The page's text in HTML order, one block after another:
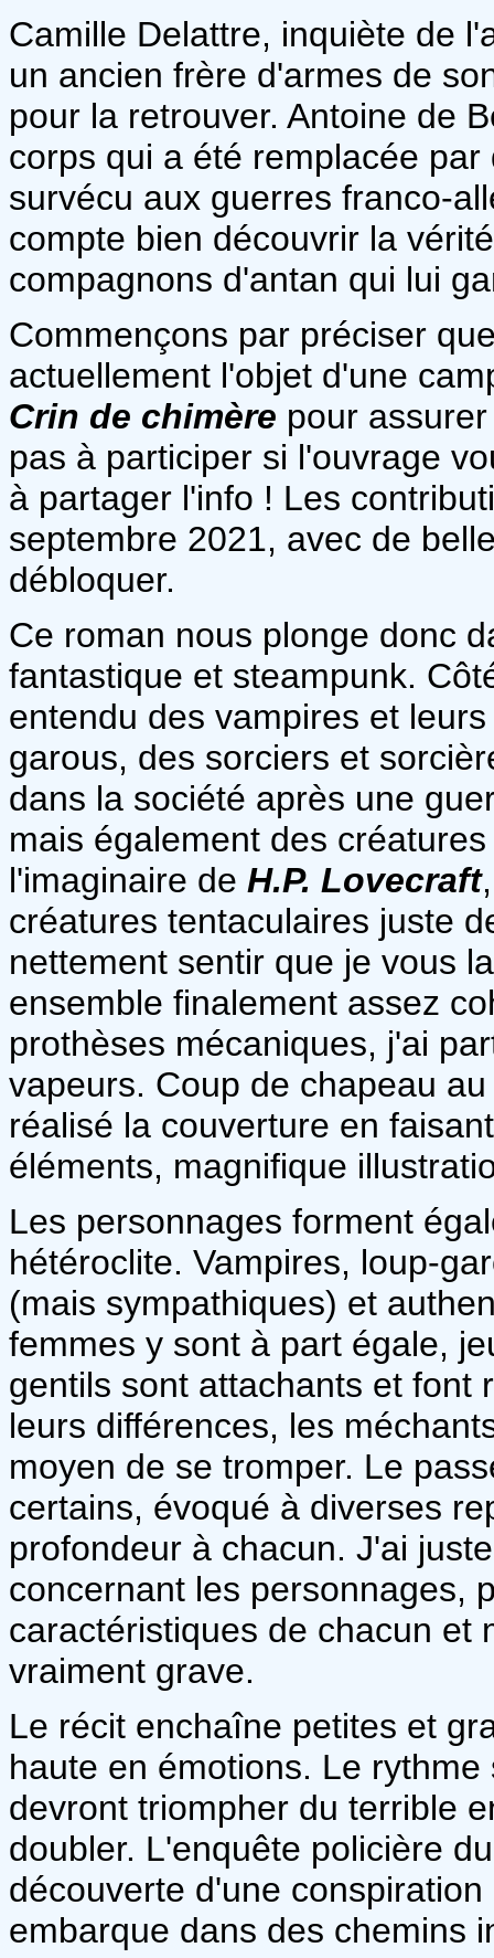
Camille Delattre, inquiète de
un ancien frère d'armes de
pour la retrouver. Antoine de
corps qui a été remplacée
survécu aux guerres franco-
compte bien découvrir la
compagnons d'antan qui lui
Commençons par préciser
actuellement l'objet d'une
Crin de chimère pour
pas à participer si l'ouvrage
à partager l'info ! Les
septembre 2021, avec de
débloquer.
Ce roman nous plonge donc
fantastique et steampunk.
entendu des vampires et
garous, des sorciers et
dans la société après une
mais également des
l'imaginaire de H.P. Lovecraft
créatures tentaculaires juste
nettement sentir que je vous
ensemble finalement assez
prothèses mécaniques, j'ai
vapeurs. Coup de chapeau
réalisé la couverture en
éléments, magnifique
Les personnages forment
hétéroclite. Vampires, loup-
(mais sympathiques) et
femmes y sont à part égale,
gentils sont attachants et font
leurs différences, les
moyen de se tromper. Le
certains, évoqué à diverses
profondeur à chacun. J'ai
concernant les personnages,
caractéristiques de chacun et
vraiment grave.
Le récit enchaîne petites et
haute en émotions. Le
devront triompher du terrible
doubler. L'enquête policière
découverte d'une
embarque dans des chemins